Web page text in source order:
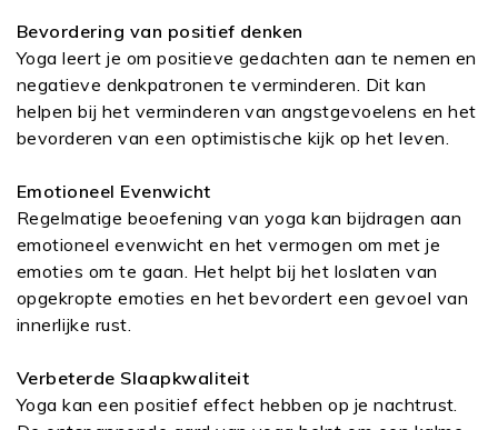
Bevordering van positief denken
Yoga leert je om positieve gedachten aan te nemen en
negatieve denkpatronen te verminderen. Dit kan
helpen bij het verminderen van angstgevoelens en het
bevorderen van een optimistische kijk op het leven.
Emotioneel Evenwicht
Regelmatige beoefening van yoga kan bijdragen aan
emotioneel evenwicht en het vermogen om met je
emoties om te gaan. Het helpt bij het loslaten van
opgekropte emoties en het bevordert een gevoel van
innerlijke rust.
Verbeterde Slaapkwaliteit
Yoga kan een positief effect hebben op je nachtrust.